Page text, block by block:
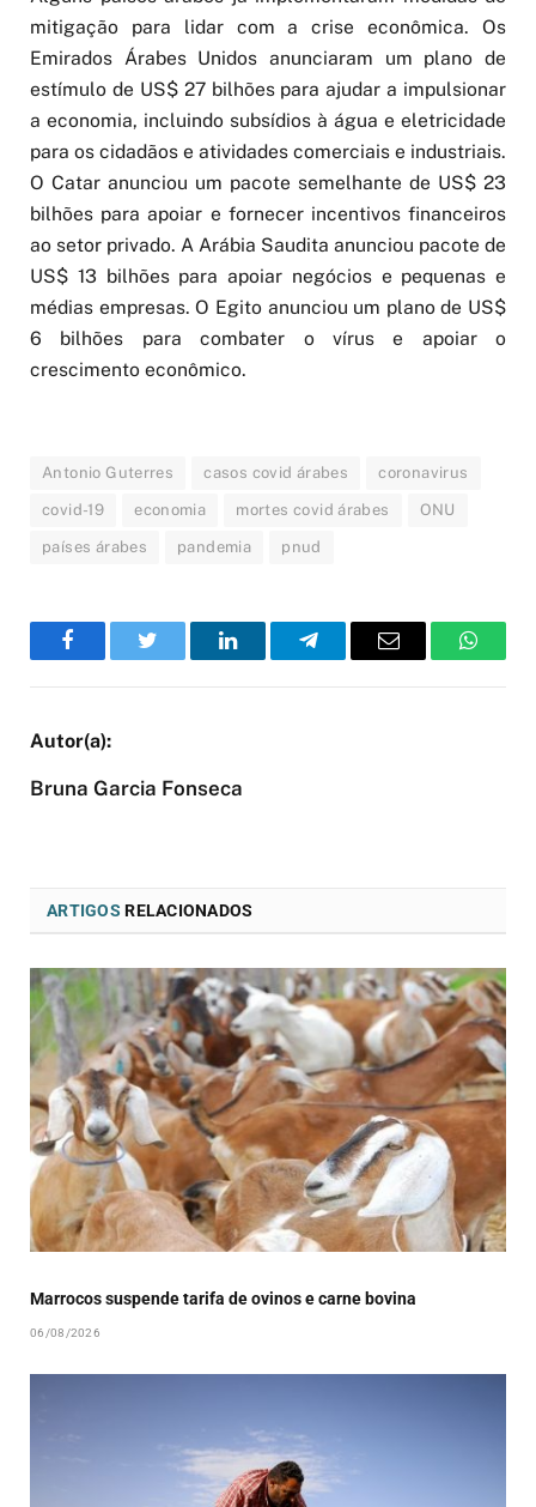
mitigação para lidar com a crise econômica. Os
Emirados Árabes Unidos anunciaram um plano de
estímulo de US$ 27 bilhões para ajudar a impulsionar
a economia, incluindo subsídios à água e eletricidade
para os cidadãos e atividades comerciais e industriais.
O Catar anunciou um pacote semelhante de US$ 23
bilhões para apoiar e fornecer incentivos financeiros
ao setor privado. A Arábia Saudita anunciou pacote de
US$ 13 bilhões para apoiar negócios e pequenas e
médias empresas. O Egito anunciou um plano de US$
6 bilhões para combater o vírus e apoiar o
crescimento econômico.
Antonio Guterres casos covid árabes coronavirus
covid-19 economia mortes covid árabes ONU
países árabes pandemia pnud
FacebookTwitter LinkedInTelegramEmail
Bruna Garcia Fonseca
ARTIGOS RELACIONADOS
Marrocos suspende tarifa de ovinos e carne bovina
06/08/2026